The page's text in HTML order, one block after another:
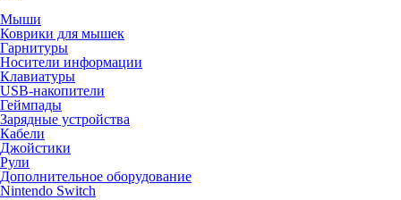
Мыши
Коврики для мышек
Гарнитуры
Носители информации
Клавиатуры
USB-накопители
Геймпады
Зарядные устройства
Кабели
Джойстики
Рули
Дополнительное оборудование
Nintendo Switch